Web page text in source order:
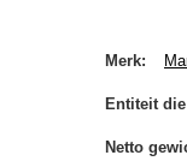
Merk
Entiteit
Netto